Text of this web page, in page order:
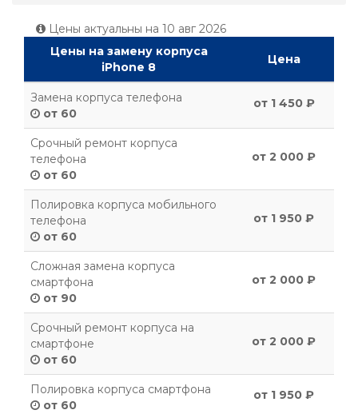
Цены актуальны на 10 авг 2026
Цены на замену корпуса
iPhone 8
Цена
Замена корпуса телефона
от 60
от 1 450 ₽
Срочный ремонт корпуса
телефона
от 60
от 2 000 ₽
Полировка корпуса мобильного
телефона
от 60
от 1 950 ₽
Сложная замена корпуса
смартфона
от 90
от 2 000 ₽
Срочный ремонт корпуса на
смартфоне
от 60
от 2 000 ₽
Полировка корпуса смартфона
от 60
от 1 950 ₽